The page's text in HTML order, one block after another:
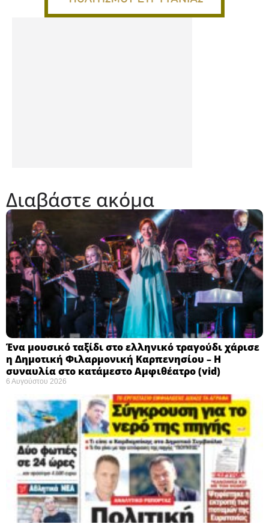
Διαβάστε ακόμα
Ένα μουσικό ταξίδι στο ελληνικό τραγούδι χάρισε
η Δημοτική Φιλαρμονική Καρπενησίου – Η
συναυλία στο κατάμεστο Αμφιθέατρο (vid)
6 Αυγούστου 2026